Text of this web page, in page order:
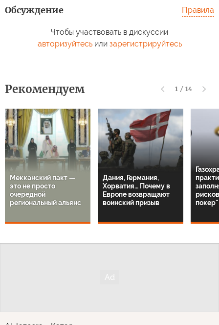
Обсуждение Правила
Чтобы участвовать в дискуссии
авторизуйтесьили зарегистрируйтесь
Рекомендуем 1 / 14
Мекканский пакт —
это не просто
очередной
региональный альянс
Дания, Германия,
Хорватия… Почему в
Европе возвращают
воинский призыв